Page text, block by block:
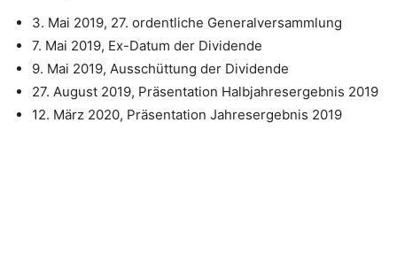
3. Mai 2019, 27. ordentliche Generalversammlung
7. Mai 2019, Ex-Datum der Dividende
9. Mai 2019, Ausschüttung der Dividende
27. August 2019, Präsentation Halbjahresergebnis 2019
12. März 2020, Präsentation Jahresergebnis 2019